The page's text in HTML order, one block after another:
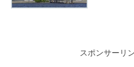
スポンサーリ